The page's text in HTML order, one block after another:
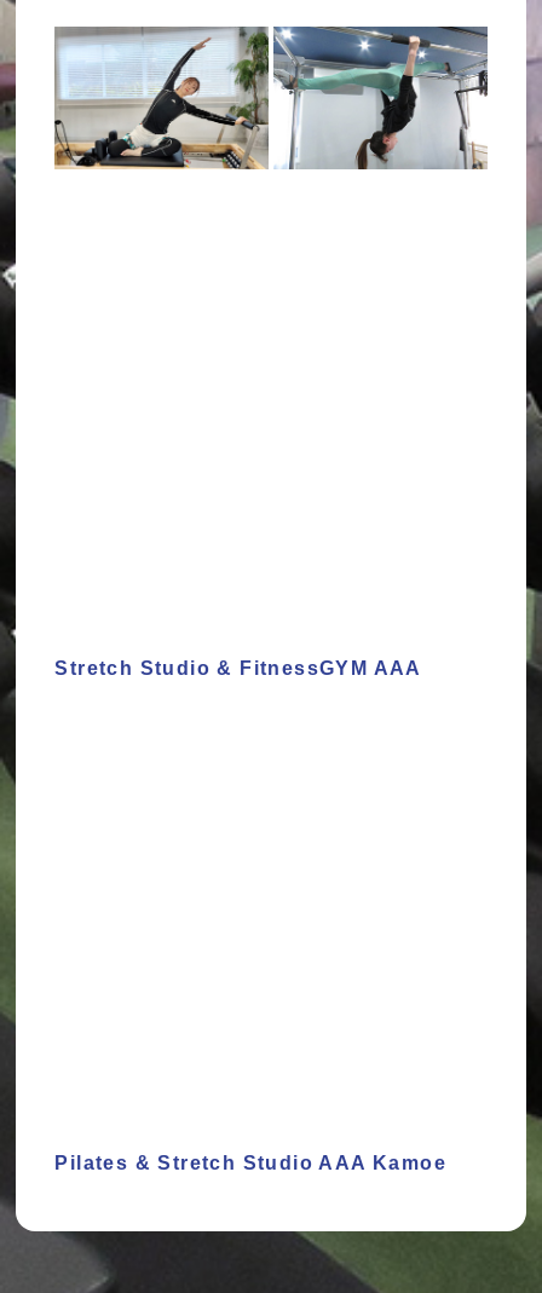
Stretch Studio & FitnessGYM AAA
Pilates & Stretch Studio AAA Kamoe